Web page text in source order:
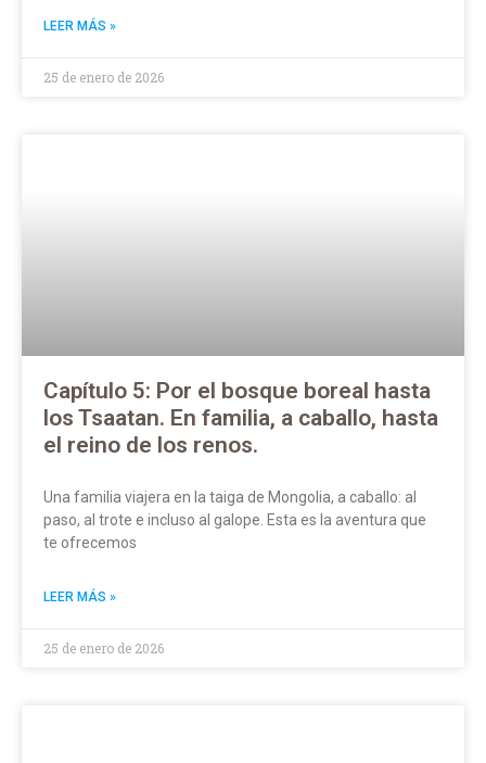
LEER MÁS »
25 de enero de 2026
Capítulo 5: Por el bosque boreal hasta
los Tsaatan. En familia, a caballo, hasta
el reino de los renos.
Una familia viajera en la taiga de Mongolia, a caballo: al
paso, al trote e incluso al galope. Esta es la aventura que
te ofrecemos
LEER MÁS »
25 de enero de 2026